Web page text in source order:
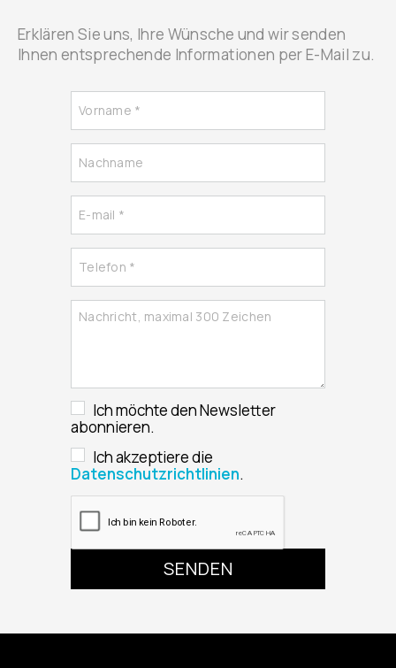
Erklären Sie uns, Ihre Wünsche und wir senden
Ihnen entsprechende Informationen per E-Mail zu.
Ich möchte den Newsletter
abonnieren.
Ich akzeptiere die
Datenschutzrichtlinien.